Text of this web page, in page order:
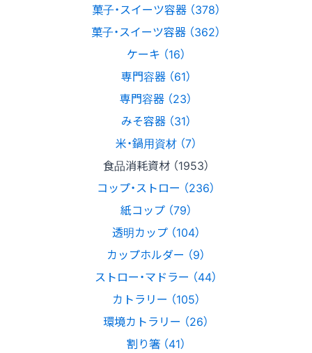
菓子・スイーツ容器 （378）
菓子・スイーツ容器 （362）
ケーキ （16）
専門容器 （61）
専門容器 （23）
みそ容器 （31）
米・鍋用資材 （7）
食品消耗資材 （1953）
コップ・ストロー （236）
紙コップ （79）
透明カップ （104）
カップホルダー （9）
ストロー・マドラー （44）
カトラリー （105）
環境カトラリー （26）
割り箸 （41）